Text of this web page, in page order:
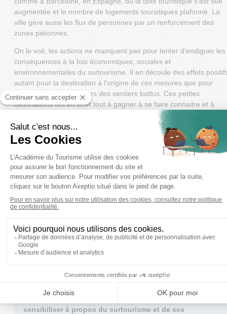
augmentée et le nombre de logements touristiques plafonné. La
ville gère aussi les flux de personnes par un renforcement des
zones piétonnes.
On le voit, les actions ne manquent pas pour tenter d’endiguer les
conséquences à la fois économiques, sociales et
environnementales du surtourisme. Il en découle des effets
autant pour la destination à l’origine de ces mesures que pour
d’autres destinations hors des sentiers battus. Ces petites
destinations ont en effet tout à gagner à se faire connaitre et à
Des réactions à l’échelle personnelle
Nous sommes tous pareils. Nous aimerions tous, autant que
nous sommes, pouvoir jouir de la vue des chutes du Niagara ou
bien de la Tour Eiffel. Mais au delà des lieux incontournables et
survendus, se trouvent des bijoux cachés. Avec Internet, nous
avons les moyens d’opter pour des expériences alternatives qui
changent des expériences laissant l’impression d’être produites
« à la chaine ». Nous citions dans notre article dédiée aux
développement du tourisme durable, tels que
EN CONCLUSION
Cependant, il s’agit également de rendre compte et
sensibiliser à propos du surtourisme et de ses